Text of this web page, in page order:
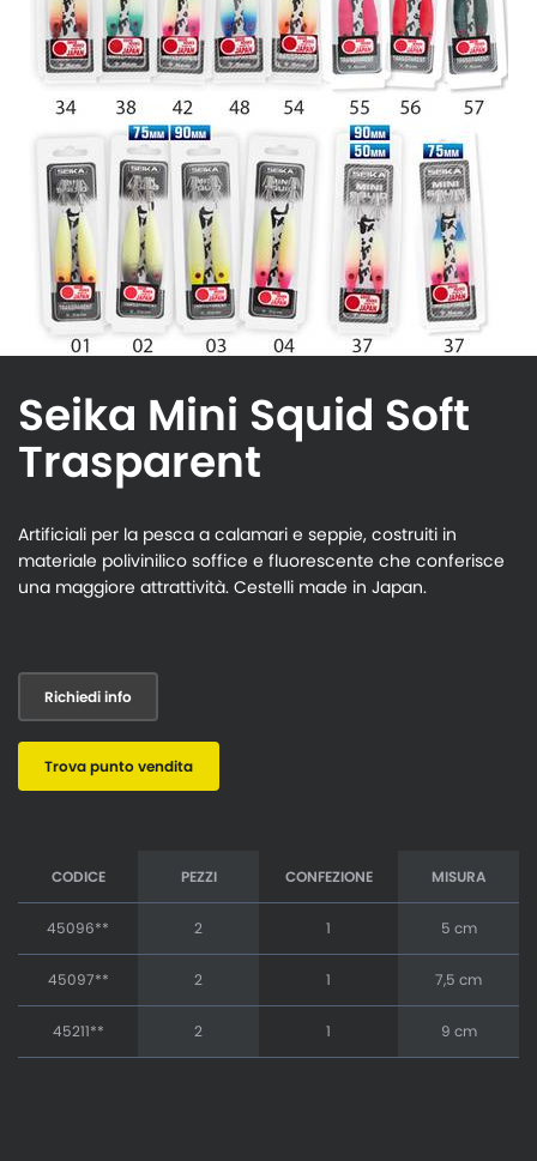
Seika Mini Squid Soft
Trasparent
Artificiali per la pesca a calamari e seppie, costruiti in
materiale polivinilico soffice e fluorescente che conferisce
una maggiore attrattività. Cestelli made in Japan.
Richiedi info
Trova punto vendita
CODICE PEZZI CONFEZIONE MISURA
45096** 2 1 5 cm
45097** 2 1 7,5 cm
45211** 2 1 9 cm